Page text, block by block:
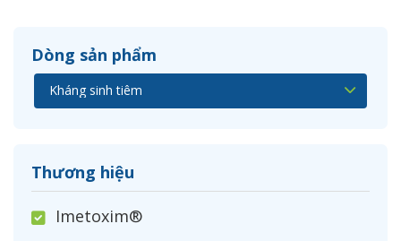
Dòng sản phẩm
Thương hiệu
Imetoxim®